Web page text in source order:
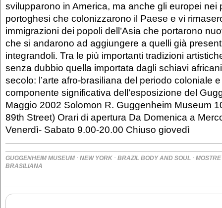
svilupparono in America, ma anche gli europei nei
portoghesi che colonizzarono il Paese e vi
immigrazioni dei popoli dell’Asia che portarono
che si andarono ad aggiungere a quelli già
integrandoli. Tra le più importanti tradizioni
senza dubbio quella importata dagli schiavi
secolo: l’arte afro-brasiliana del periodo coloniale
componente significativa dell’esposizione del
Maggio 2002 Solomon R. Guggenheim Museum
89th Street) Orari di apertura Da Domenica a
Venerdì- Sabato 9.00-20.00 Chiuso giovedì
GUGGENHEIM MUSEUM · NEW YORK · BRAZIL BODY AND SOUL ·
BRASILIANA